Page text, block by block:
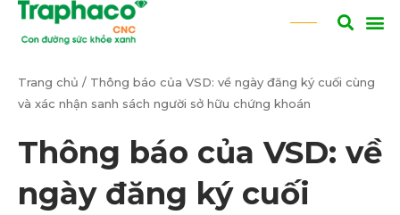
Trang chủ / Thông báo của VSD: về ngày đăng ký cuối cùng
và xác nhận sanh sách người sở hữu chứng khoán
Thông báo của VSD: về
ngày đăng ký cuối